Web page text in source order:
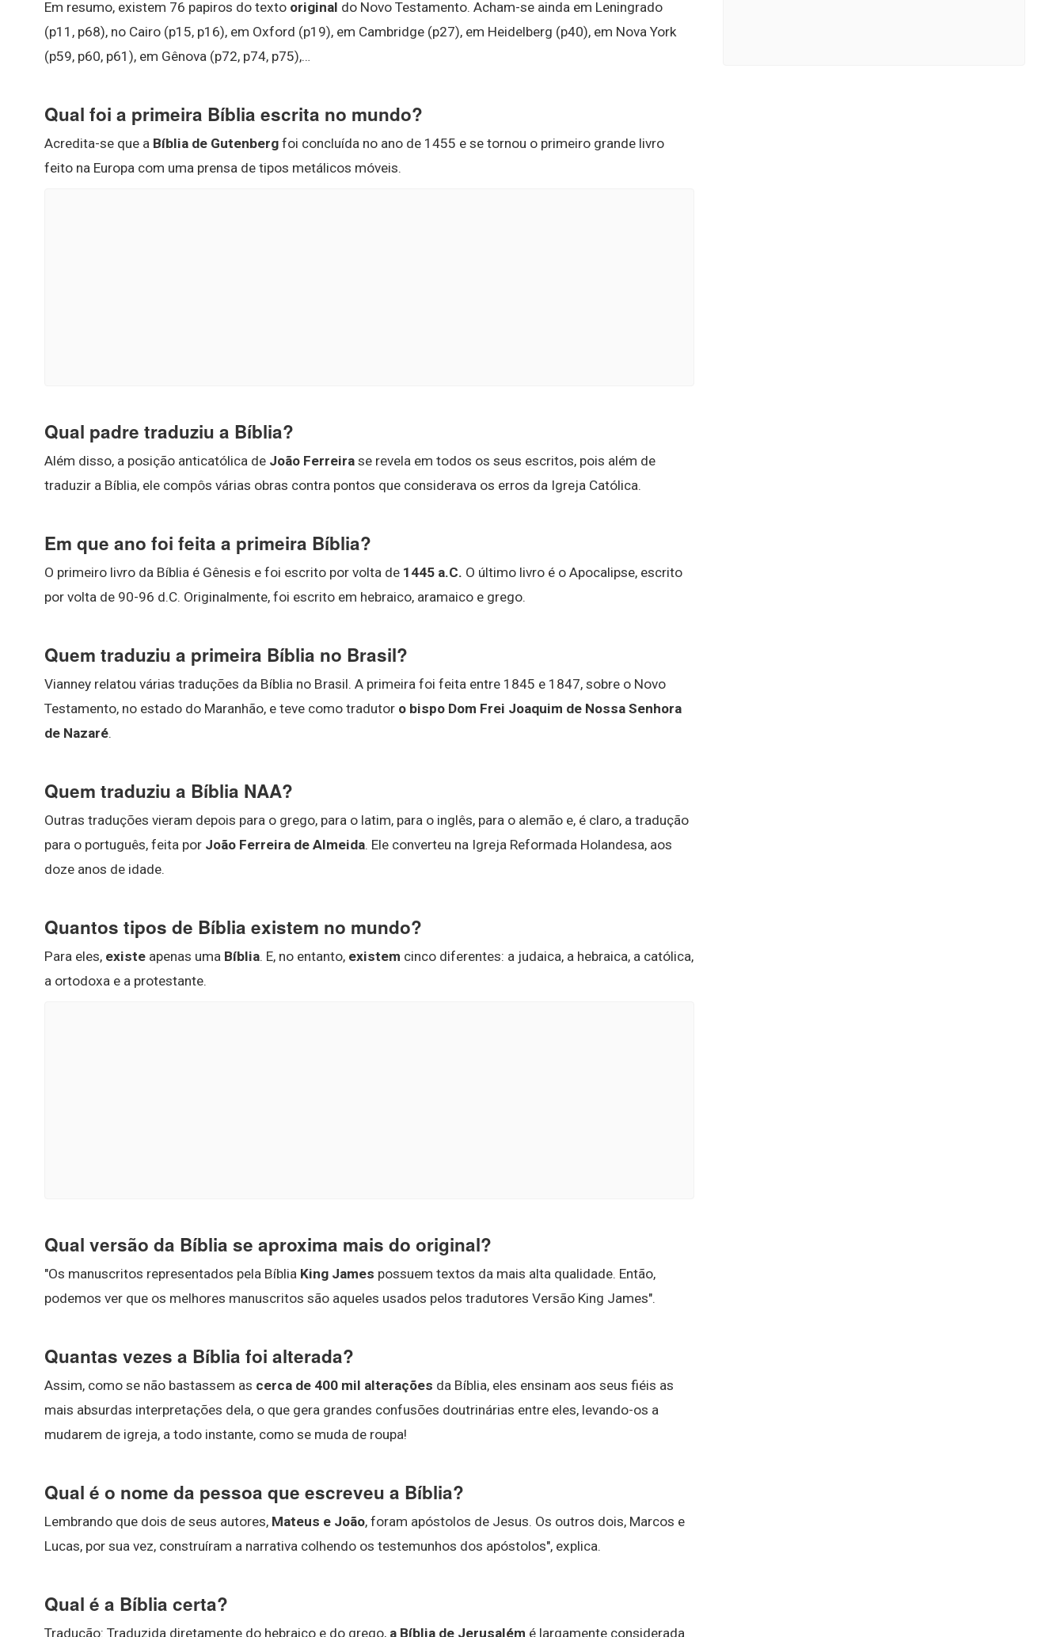
Em resumo, existem 76 papiros do texto original do Novo Testamento. Acham-se ainda em Leningrado
(p11, p68), no Cairo (p15, p16), em Oxford (p19), em Cambridge (p27), em Heidelberg (p40), em Nova York
(p59, p60, p61), em Gênova (p72, p74, p75),…
Qual foi a primeira Bíblia escrita no mundo?
Acredita-se que a Bíblia de Gutenberg foi concluída no ano de 1455 e se tornou o primeiro grande livro
feito na Europa com uma prensa de tipos metálicos móveis.
Qual padre traduziu a Bíblia?
Além disso, a posição anticatólica de João Ferreira se revela em todos os seus escritos, pois além de
traduzir a Bíblia, ele compôs várias obras contra pontos que considerava os erros da Igreja Católica.
Em que ano foi feita a primeira Bíblia?
O primeiro livro da Bíblia é Gênesis e foi escrito por volta de 1445 a.C. O último livro é o Apocalipse, escrito
por volta de 90-96 d.C. Originalmente, foi escrito em hebraico, aramaico e grego.
Quem traduziu a primeira Bíblia no Brasil?
Vianney relatou várias traduções da Bíblia no Brasil. A primeira foi feita entre 1845 e 1847, sobre o Novo
Testamento, no estado do Maranhão, e teve como tradutor o bispo Dom Frei Joaquim de Nossa Senhora
de Nazaré.
Quem traduziu a Bíblia NAA?
Outras traduções vieram depois para o grego, para o latim, para o inglês, para o alemão e, é claro, a tradução
para o português, feita por João Ferreira de Almeida. Ele converteu na Igreja Reformada Holandesa, aos
doze anos de idade.
Quantos tipos de Bíblia existem no mundo?
Para eles, existe apenas uma Bíblia. E, no entanto, existem cinco diferentes: a judaica, a hebraica, a católica,
a ortodoxa e a protestante.
Qual versão da Bíblia se aproxima mais do original?
"Os manuscritos representados pela Bíblia King James possuem textos da mais alta qualidade. Então,
podemos ver que os melhores manuscritos são aqueles usados pelos tradutores Versão King James".
Quantas vezes a Bíblia foi alterada?
Assim, como se não bastassem as cerca de 400 mil alterações da Bíblia, eles ensinam aos seus fiéis as
mais absurdas interpretações dela, o que gera grandes confusões doutrinárias entre eles, levando-os a
mudarem de igreja, a todo instante, como se muda de roupa!
Qual é o nome da pessoa que escreveu a Bíblia?
Lembrando que dois de seus autores, Mateus e João, foram apóstolos de Jesus. Os outros dois, Marcos e
Lucas, por sua vez, construíram a narrativa colhendo os testemunhos dos apóstolos", explica.
Qual é a Bíblia certa?
Tradução: Traduzida diretamente do hebraico e do grego, a Bíblia de Jerusalém é largamente considerada